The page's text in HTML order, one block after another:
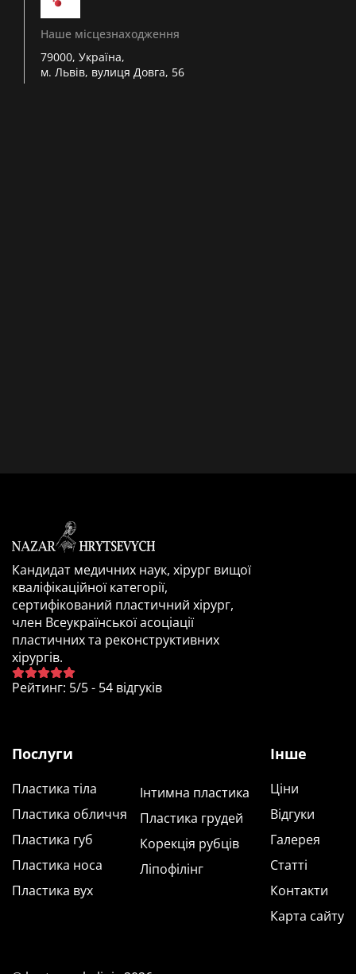
Наше місцезнаходження
79000, Україна,
м. Львів, вулиця Довга, 56
Кандидат медичних наук, хірург вищої
кваліфікаційної категорії,
сертифікований пластичний хірург,
член Всеукраїнської асоціації
пластичних та реконструктивних
хірургів.
Рейтинг: 5/5- 54 відгуків
Послуги
Пластика тіла
Пластика обличчя
Пластика губ
Пластика носа
Пластика вух
Інтимна пластика
Пластика грудей
Корекція рубців
Ліпофілінг
Інше
Ціни
Відгуки
Галерея
Статті
Контакти
Карта сайту